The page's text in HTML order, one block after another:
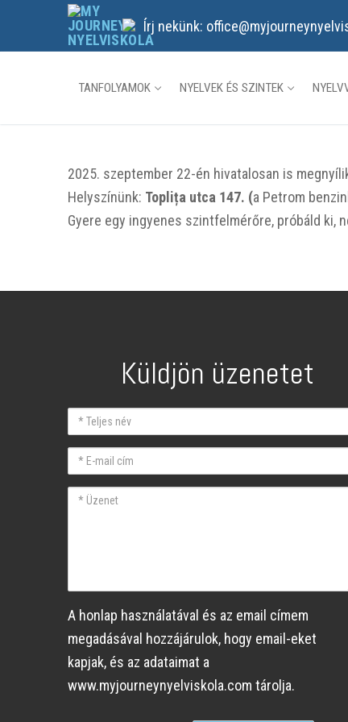
Írj nekünk:
TANFOLYAMOK NYELVEK ÉS SZINTEK
2025. szeptember 22-én hivatalosan is
Helyszínünk: Toplița utca 147. (a Petrom
Gyere egy ingyenes szintfelmérőre, próbáld ki,
Küldjön üzenetet
Teljes
E-
Üzenet
A honlap használatával és az email címem
megadásával hozzájárulok, hogy email-eket
kapjak, és az adataimat a
www.myjourneynyelviskola.com tárolja.